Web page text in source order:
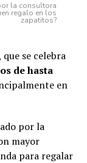
la consultora
regalo en los
zapatitos?
que se celebra
de hasta
en
por la
mayor
para regalar